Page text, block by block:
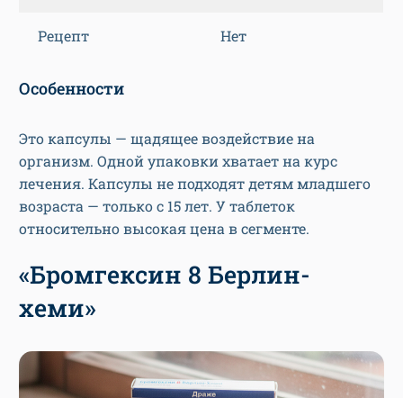
Рецепт Нет
Особенности
Это капсулы — щадящее воздействие на
организм. Одной упаковки хватает на курс
лечения. Капсулы не подходят детям младшего
возраста — только с 15 лет. У таблеток
относительно высокая цена в сегменте.
«Бромгексин 8 Берлин-
хеми»